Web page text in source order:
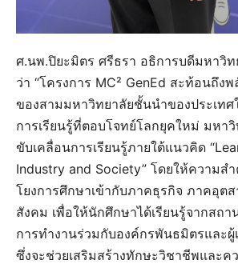
ศ.นพ.ปิยะมิตร ศรีธรา อธิการบดีมหาวิ
ว่า “โครงการ MC² GenEd สะท้อนถึง
ของสามมหาวิทยาลัยชั้นนำของประเทศ
การเรียนรู้ที่ตอบโจทย์โลกยุคใหม่ มหา
ขับเคลื่อนการเรียนรู้ภายใต้แนวคิด
Industry and Society” โดยให้ความส
โยงการศึกษาเข้ากับภาคธุรกิจ ภาคอุต
สังคม เพื่อให้นักศึกษาได้เรียนรู้จากสถ
การทำงานร่วมกับองค์กรพันธมิตรและ
ซึ่งจะช่วยเสริมสร้างทักษะวิชาชีพและค